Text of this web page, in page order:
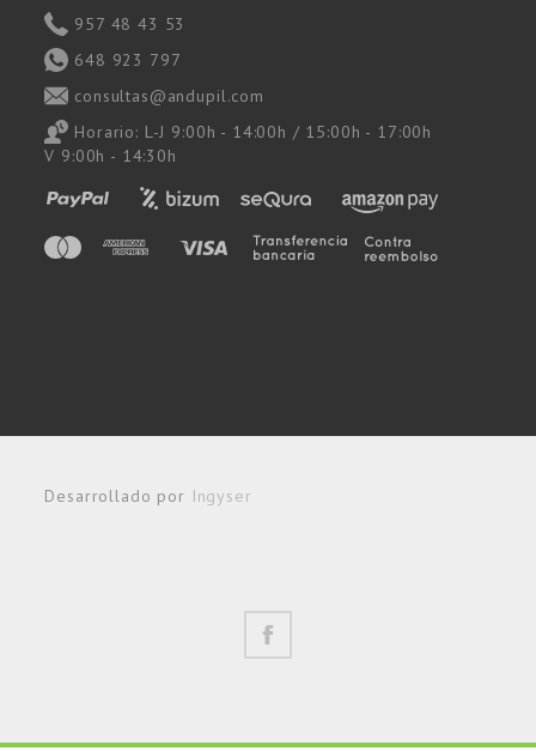
957 48 43 53
648 923 797
consultas@andupil.com
Horario: L-J 9:00h - 14:00h / 15:00h - 17:00h
V 9:00h - 14:30h
Desarrollado por Ingyser